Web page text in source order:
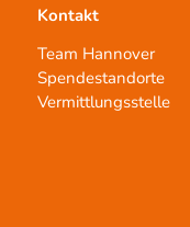
Kontakt
Team Hannover
Spendestandorte
Vermittlungsstelle